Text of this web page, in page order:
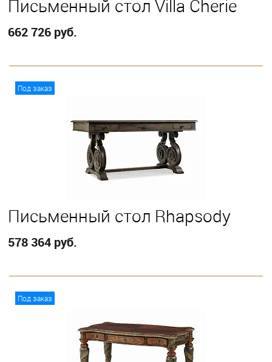
Письменный стол Villa Cherie
662 726 руб.
Под заказ
Письменный стол Rhapsody
578 364 руб.
Под заказ